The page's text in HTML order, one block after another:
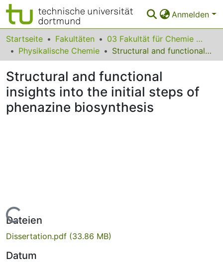
Anmelden
Bereiche & Sammlungen
Das gesamte Repositorium
Statistiken
FAQ
Leitlinien
Startseite Fakultäten
03 Fakultät für Chemie und Chemische Biologie
Physikalische Chemie
Structural and functional insights into the initial steps of phenazine biosynthesis
Structural and functional
insights into the initial steps of
phenazine biosynthesis
Dateien
Dissertation.pdf (33.86 MB)
Datum